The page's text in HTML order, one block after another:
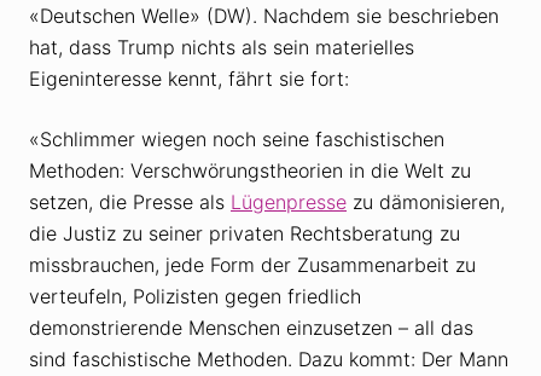
«Deutschen Welle» (DW). Nachdem sie beschrieben
hat, dass Trump nichts als sein materielles
Eigeninteresse kennt, fährt sie fort:
«Schlimmer wiegen noch seine faschistischen
Methoden: Verschwörungstheorien in die Welt zu
setzen, die Presse als Lügenpresse zu dämonisieren,
die Justiz zu seiner privaten Rechtsberatung zu
missbrauchen, jede Form der Zusammenarbeit zu
verteufeln, Polizisten gegen friedlich
demonstrierende Menschen einzusetzen – all das
sind faschistische Methoden. Dazu kommt: Der Mann